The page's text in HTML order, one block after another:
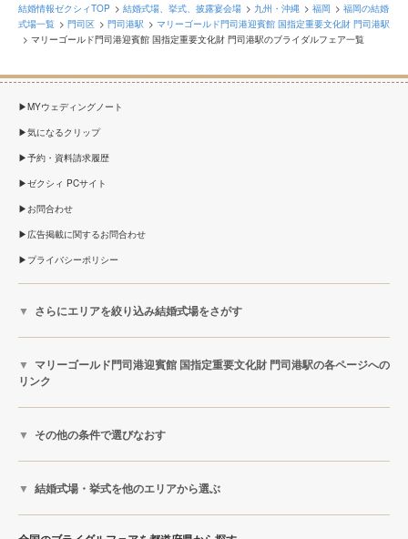
結婚情報ゼクシィTOP 結婚式場、挙式、披露宴会場 九州・沖縄 福岡
福岡の結婚
式場一覧
門司区 門司港駅
マリーゴールド門司港迎賓館 国指定重要文化財 門司港駅
マリーゴールド門司港迎賓館 国指定重要文化財 門司港駅のブライダルフェア一覧
MYウェディングノート
気になるクリップ
予約・資料請求履歴
ゼクシィ PCサイト
お問合わせ
広告掲載に関するお問合わせ
プライバシーポリシー
さらにエリアを絞り込み結婚式場をさがす
マリーゴールド門司港迎賓館 国指定重要文化財 門司港駅の各ページへの
リンク
その他の条件で選びなおす
結婚式場・挙式を他のエリアから選ぶ